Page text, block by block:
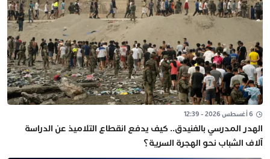
6 أغسطس 2026 - 12:39
الهدر المدرسي بالفنيدق.. كيف يدفع انقطاع التلاميذ عن الدراسة
آلاف الشباب نحو الهجرة السرية؟